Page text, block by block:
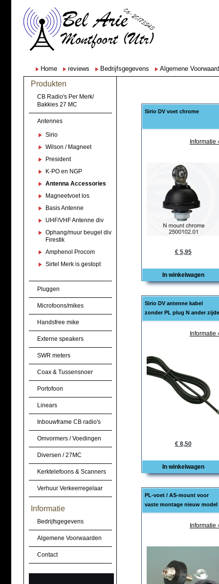
Home reviews Bedrijfsgegevens Algemene
Produkten
CB Radio's Per Merk/
Bakkies 27 MC
Antennes
Sirio
Wilson / Magneet
President
K-PO en NGP
Antenna Accessories
Magneetvoet los
Basis Antenne
UHF/VHF Antenne div
Ophang/muur beugel div
Firestik
Amphenol Procom
Sirtel Merk is gestopt
Pluggen
Microfoons/mikes
Handsfree mike
Externe speakers
SWR meters
Coax & Tussensnoer
Portofoon
Linears
Inbouwframe CB radio's
Omvormers / Voedingen
Diversen / 27MC
Kerktelefoons & Scanners
Verhuur Verkeerregelaar
Informatie
Bedrijfsgegevens
Algemene Voorwaarden
Contact
Sirio DV voet chrome
Informatie
€ 5,95
In winkelwagen
Sirio DV antenne kabel
zonder PL plug N ander zijde
Informatie
€ 8,50
In winkelwagen
PL-voet / AS-mount voor
vaste montage nieuw model
Informatie